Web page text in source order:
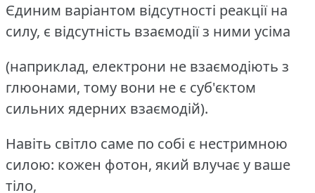
Єдиним варіантом відсутності реакції на
силу, є відсутність взаємодії з ними усіма
(наприклад, електрони не взаємодіють з
глюонами, тому вони не є суб'єктом
сильних ядерних взаємодій).
Навіть світло саме по собі є нестримною
силою: кожен фотон, який влучає у ваше
тіло,